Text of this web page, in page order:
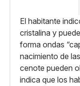
El habitante
cristalina y
forma ondas
nacimiento de
cenote pueden
indica que los